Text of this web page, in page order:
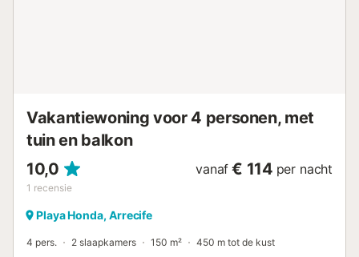
Vakantiewoning voor 4 personen, met
tuin en balkon
10,0
1 recensie
vanaf € 114 per nacht
Playa Honda, Arrecife
4 pers. 2 slaapkamers 150 m² 450 m tot de kust